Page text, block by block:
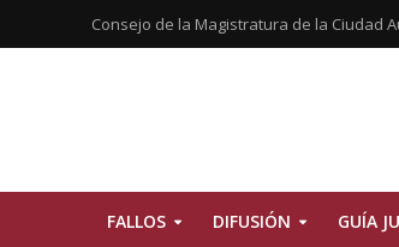
Consejo de la Magistratura de la Ciudad
FALLOS DIFUSIÓN GUÍA